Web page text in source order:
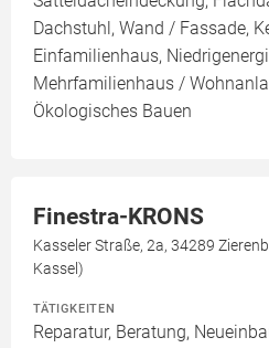
Dachstuhl, Wand / Fassade,
Einfamilienhaus,
Mehrfamilienhaus /
Ökologisches Bauen
Finestra-KRONS
Kasseler Straße, 2a, 34289
Kassel)
TÄTIGKEITEN
Reparatur, Beratung,